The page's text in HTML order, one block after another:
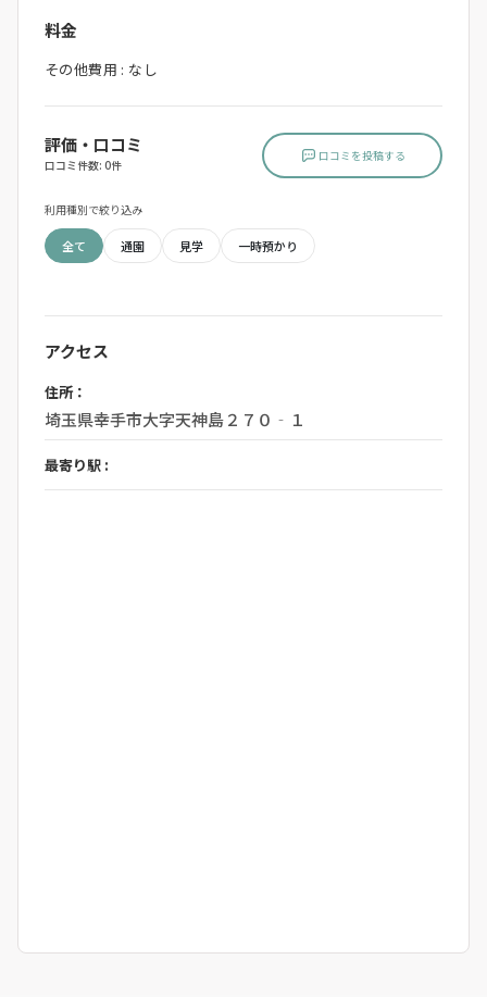
料金
その他費用 : なし
評価・口コミ
口コミ件数: 0件
口コミを投稿する
利用種別で絞り込み
全て 通園 見学 一時預かり
アクセス
住所：
埼玉県幸手市大字天神島２７０‐１
最寄り駅 :